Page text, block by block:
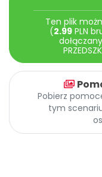
Archiwalne
Pomoc
Promocje
Ten plik
(2.99PLN
Pobierz
tym